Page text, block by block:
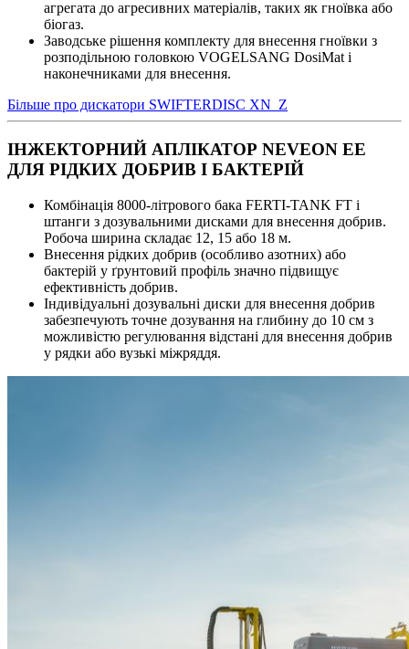
агрегата до агресивних матеріалів, таких як гноївка або
біогаз.
Заводське рішення комплекту для внесення гноївки з
розподільною головкою VOGELSANG DosiMat і
наконечниками для внесення.
Більше про дискатори SWIFTERDISC XN_Z
ІНЖЕКТОРНИЙ АПЛІКАТОР NEVEON EE
ДЛЯ РІДКИХ ДОБРИВ І БАКТЕРІЙ
Комбінація 8000-літрового бака FERTI-TANK FT і
штанги з дозувальними дисками для внесення добрив.
Робоча ширина складає 12, 15 або 18 м.
Внесення рідких добрив (особливо азотних) або
бактерій у ґрунтовий профіль значно підвищує
ефективність добрив.
Індивідуальні дозувальні диски для внесення добрив
забезпечують точне дозування на глибину до 10 см з
можливістю регулювання відстані для внесення добрив
у рядки або вузькі міжряддя.